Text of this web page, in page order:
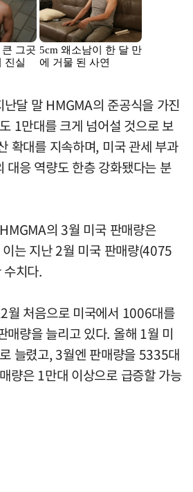
달 말 HMGMA의 준공식을 가진
1만대를 크게 넘어설 것으로 보
확대를 지속하며, 미국 관세 부과
대응 역량도 한층 강화됐다는 분
의 3월 미국 판매량은
는 지난 2월 미국 판매량(4075
치다.
월 처음으로 미국에서 1006대를
매량을 늘리고 있다. 올해 1월 미
늘렸고, 3월엔 판매량을 5335대
량은 1만대 이상으로 급증할 가능